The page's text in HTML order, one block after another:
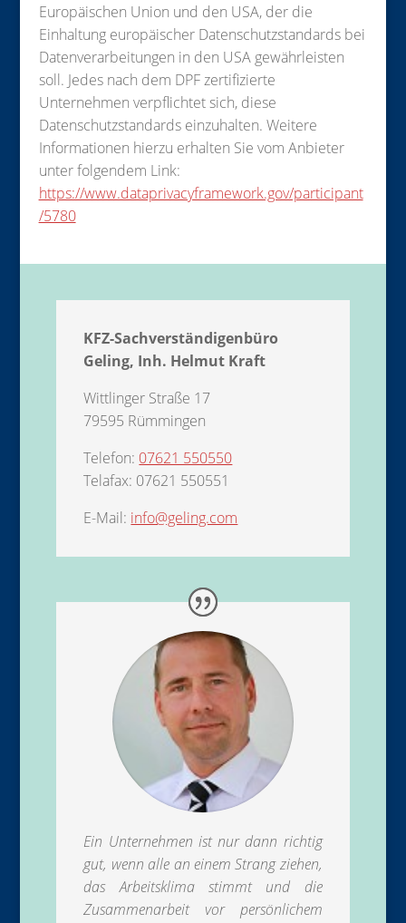
Europäischen Union und den USA, der die
Einhaltung europäischer Datenschutzstandards bei
Datenverarbeitungen in den USA gewährleisten
soll. Jedes nach dem DPF zertifizierte
Unternehmen verpflichtet sich, diese
Datenschutzstandards einzuhalten. Weitere
Informationen hierzu erhalten Sie vom Anbieter
unter folgendem Link:
https://www.dataprivacyframework.gov/participant
/5780
KFZ-Sachverständigenbüro
Geling, Inh. Helmut Kraft
Wittlinger Straße 17
79595 Rümmingen
Telefon: 07621 550550
Telafax: 07621 550551
E-Mail: info@geling.com
Ein Unternehmen ist nur dann richtig
gut, wenn alle an einem Strang ziehen,
das Arbeitsklima stimmt und die
Zusammenarbeit vor persönlichem